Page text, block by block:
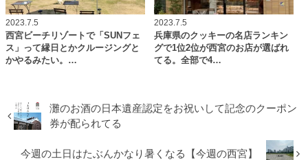
2023.7.5
西宮ビーチリゾートで「SUNフェ
ス」って縁日とかクルージングと
かやるみたい。…
2023.7.5
兵庫県のクッキーの名店ランキン
グで1位2位が西宮のお店が選ばれ
てる。全部で4…
灘のお酒の日本遺産認定をお祝いして記念のクーポン
券が配られてる
今週の土日はたぶんかなり暑くなる【今週の西宮】